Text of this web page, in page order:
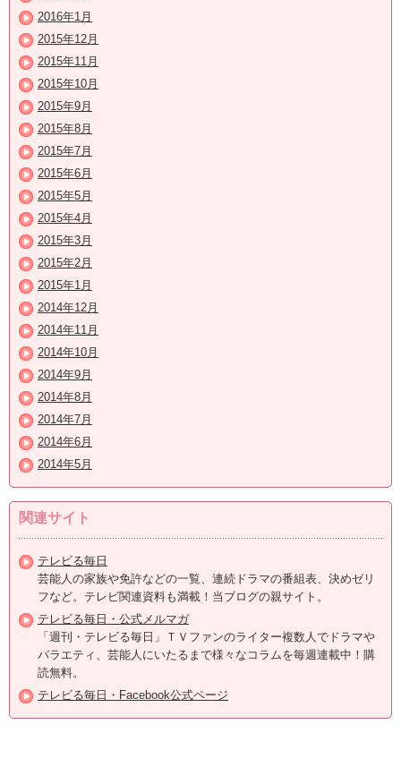
2016年1月
2015年12月
2015年11月
2015年10月
2015年9月
2015年8月
2015年7月
2015年6月
2015年5月
2015年4月
2015年3月
2015年2月
2015年1月
2014年12月
2014年11月
2014年10月
2014年9月
2014年8月
2014年7月
2014年6月
2014年5月
関連サイト
テレビる毎日
芸能人の家族や免許などの一覧、連続ドラマの番組表、決めゼリ
フなど。テレビ関連資料も満載！当ブログの親サイト。
テレビる毎日・公式メルマガ
「週刊・テレビる毎日」ＴＶファンのライター複数人でドラマや
バラエティ、芸能人にいたるまで様々なコラムを毎週連載中！購
読無料。
テレビる毎日・Facebook公式ページ